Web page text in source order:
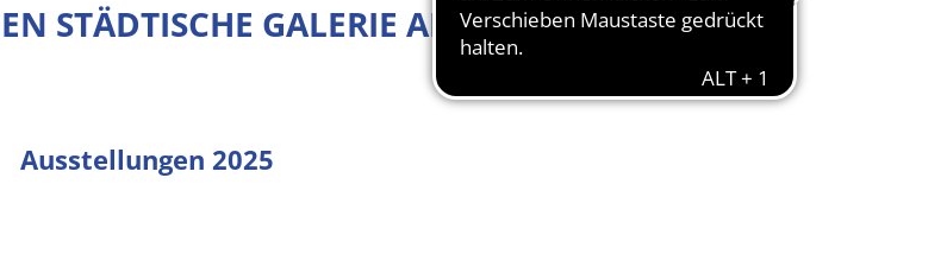
STÄDTISCHE GALERIE ARCHIV
Ausstellungen 2025